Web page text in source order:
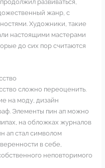
развиваться,
жанр, с
Художники, такие
настоящими мастерами
до сих пор считаются
сложно переоценить.
на моду, дизайн
Элементы пин ап можно
на обложках журналов
ап стал символом
в себе,
неповторимого